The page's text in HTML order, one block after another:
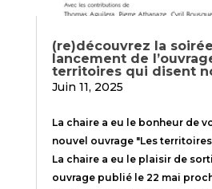
(re)découvrez la
lancement de
territoires qui disent
Juin 11, 2025
La chaire a eu le bonheur de
nouvel ouvrage "Les
La chaire a eu le plaisir de
ouvrage publié le 22 mai